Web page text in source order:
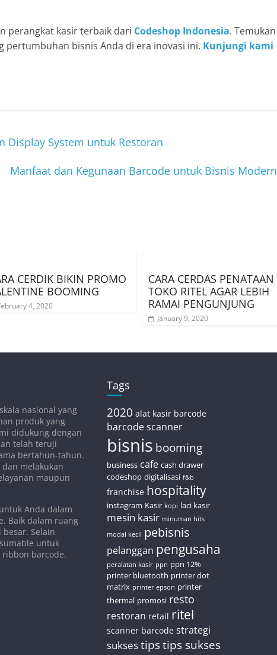
perangkat kasir terbaik dari Codeshop Indonesia. Temukan
bisnis Anda di era inovasi ini. Kunjungi kami
Display System untuk Restoran
Manfaat dan Kegunaan Barcode untuk Bisnis Modern
CERDIK BIKIN PROMO
BOOMING
4, 2020
CARA CERDAS PENATAAN
TOKO RITEL AGAR LEBIH
RAMAI PENGUNJUNG
January 9, 2020
nasional yang
produk yang
didukung dengan
telah teruji
bertahun-tahun.
melakukan
maupun
Anda dalam
Baik dalam ruang
Selain
untuk
barcode.
Tags
2020 alat kasir barcode
barcode scanner
bisnis booming
business cafe cash drawer
codeshop digitalisasi f&b
franchise hospitality
instagram Kasir kopi laci kasir
mesin kasir minuman hits
modal kecil pebisnis
pelanggan pengusaha
peralatan kasir ppn ppn 12%
printer bluetooth printer dot
matrix printer epson printer
thermal promosi resto
restoran retail ritel
scanner barcode strategi
suksestipstips sukses